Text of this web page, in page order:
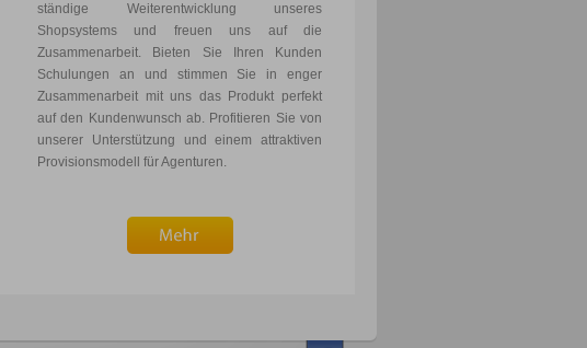
ständige Weiterentwicklung unseres
Shopsystems und freuen uns auf die
Zusammenarbeit. Bieten Sie Ihren Kunden
Schulungen an und stimmen Sie in enger
Zusammenarbeit mit uns das Produkt perfekt
auf den Kundenwunsch ab. Profitieren Sie von
unserer Unterstützung und einem attraktiven
Provisionsmodell für Agenturen.